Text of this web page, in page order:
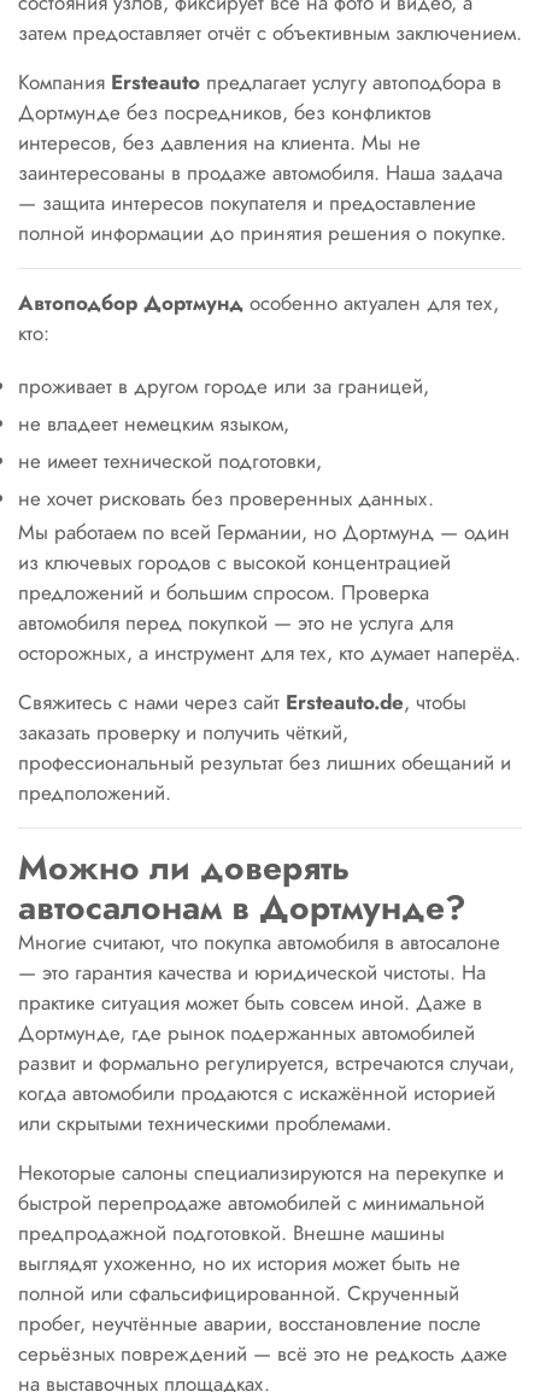
затем предоставляет отчёт с объективным заключением.
Компания Ersteauto предлагает услугу автоподбора в
Дортмунде без посредников, без конфликтов
интересов, без давления на клиента. Мы не
заинтересованы в продаже автомобиля. Наша задача
— защита интересов покупателя и предоставление
полной информации до принятия решения о покупке.
Автоподбор Дортмунд особенно актуален для тех,
кто:
проживает в другом городе или за границей,
не владеет немецким языком,
не имеет технической подготовки,
не хочет рисковать без проверенных данных.
Мы работаем по всей Германии, но Дортмунд — один
из ключевых городов с высокой концентрацией
предложений и большим спросом. Проверка
автомобиля перед покупкой — это не услуга для
осторожных, а инструмент для тех, кто думает наперёд.
Свяжитесь с нами через сайт Ersteauto.de, чтобы
заказать проверку и получить чёткий,
профессиональный результат без лишних обещаний и
предположений.
Можно ли доверять
автосалонам в Дортмунде?
Многие считают, что покупка автомобиля в автосалоне
— это гарантия качества и юридической чистоты. На
практике ситуация может быть совсем иной. Даже в
Дортмунде, где рынок подержанных автомобилей
развит и формально регулируется, встречаются случаи,
когда автомобили продаются с искажённой историей
или скрытыми техническими проблемами.
Некоторые салоны специализируются на перекупке и
быстрой перепродаже автомобилей с минимальной
предпродажной подготовкой. Внешне машины
выглядят ухоженно, но их история может быть не
полной или сфальсифицированной. Скрученный
пробег, неучтённые аварии, восстановление после
серьёзных повреждений — всё это не редкость даже
на выставочных площадках.